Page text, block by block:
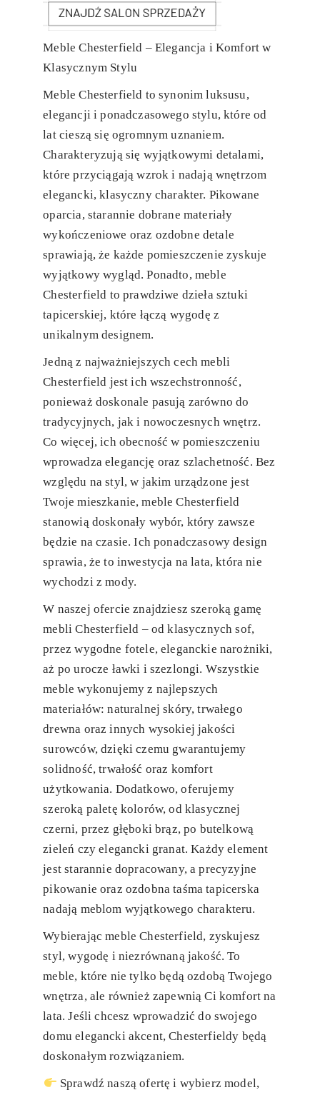
Meble Chesterfield – Elegancja i Komfort w
Klasycznym Stylu
Meble Chesterfield to synonim luksusu,
elegancji i ponadczasowego stylu, które od
lat cieszą się ogromnym uznaniem.
Charakteryzują się wyjątkowymi detalami,
które przyciągają wzrok i nadają wnętrzom
elegancki, klasyczny charakter. Pikowane
oparcia, starannie dobrane materiały
wykończeniowe oraz ozdobne detale
sprawiają, że każde pomieszczenie zyskuje
wyjątkowy wygląd. Ponadto, meble
Chesterfield to prawdziwe dzieła sztuki
tapicerskiej, które łączą wygodę z
unikalnym designem.
Jedną z najważniejszych cech mebli
Chesterfield jest ich wszechstronność,
ponieważ doskonale pasują zarówno do
tradycyjnych, jak i nowoczesnych wnętrz.
Co więcej, ich obecność w pomieszczeniu
wprowadza elegancję oraz szlachetność. Bez
względu na styl, w jakim urządzone jest
Twoje mieszkanie, meble Chesterfield
stanowią doskonały wybór, który zawsze
będzie na czasie. Ich ponadczasowy design
sprawia, że to inwestycja na lata, która nie
wychodzi z mody.
W naszej ofercie znajdziesz szeroką gamę
mebli Chesterfield – od klasycznych sof,
przez wygodne fotele, eleganckie narożniki,
aż po urocze ławki i szezlongi. Wszystkie
meble wykonujemy z najlepszych
materiałów: naturalnej skóry, trwałego
drewna oraz innych wysokiej jakości
surowców, dzięki czemu gwarantujemy
solidność, trwałość oraz komfort
użytkowania. Dodatkowo, oferujemy
szeroką paletę kolorów, od klasycznej
czerni, przez głęboki brąz, po butelkową
zieleń czy elegancki granat. Każdy element
jest starannie dopracowany, a precyzyjne
pikowanie oraz ozdobna taśma tapicerska
nadają meblom wyjątkowego charakteru.
Wybierając meble Chesterfield, zyskujesz
styl, wygodę i niezrównaną jakość. To
meble, które nie tylko będą ozdobą Twojego
wnętrza, ale również zapewnią Ci komfort na
lata. Jeśli chcesz wprowadzić do swojego
domu elegancki akcent, Chesterfieldy będą
doskonałym rozwiązaniem.
Sprawdź naszą ofertę i wybierz model,